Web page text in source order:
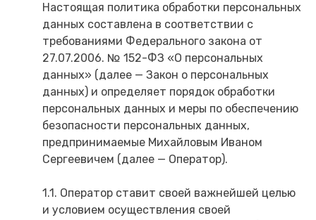
Настоящая политика обработки персональных
данных составлена в соответствии с
требованиями Федерального закона от
27.07.2006. № 152-ФЗ «О персональных
данных» (далее — Закон о персональных
данных) и определяет порядок обработки
персональных данных и меры по обеспечению
безопасности персональных данных,
предпринимаемые Михайловым Иваном
Сергеевичем (далее — Оператор).
1.1. Оператор ставит своей важнейшей целью
и условием осуществления своей